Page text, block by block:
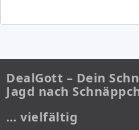
DealGott – Dein
Jagd nach
… vielfältig